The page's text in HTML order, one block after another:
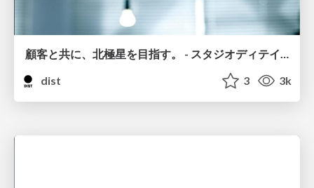
顧客と共に、北極星を目指す。 - スタジオディテイルズの制作現場 -
dist
3 3k